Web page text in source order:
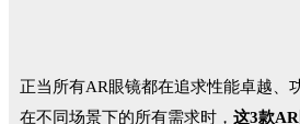
正当所有AR眼镜都在追求性能卓越、
在不同场景下的所有需求时， 这3款